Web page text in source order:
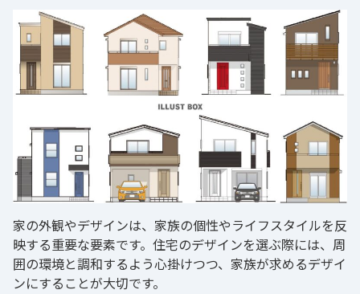
家の外観やデザインは、家族の個性やライフスタイルを反
映する重要な要素です。住宅のデザインを選ぶ際には、周
囲の環境と調和するよう心掛けつつ、家族が求めるデザイ
ンにすることが大切です。